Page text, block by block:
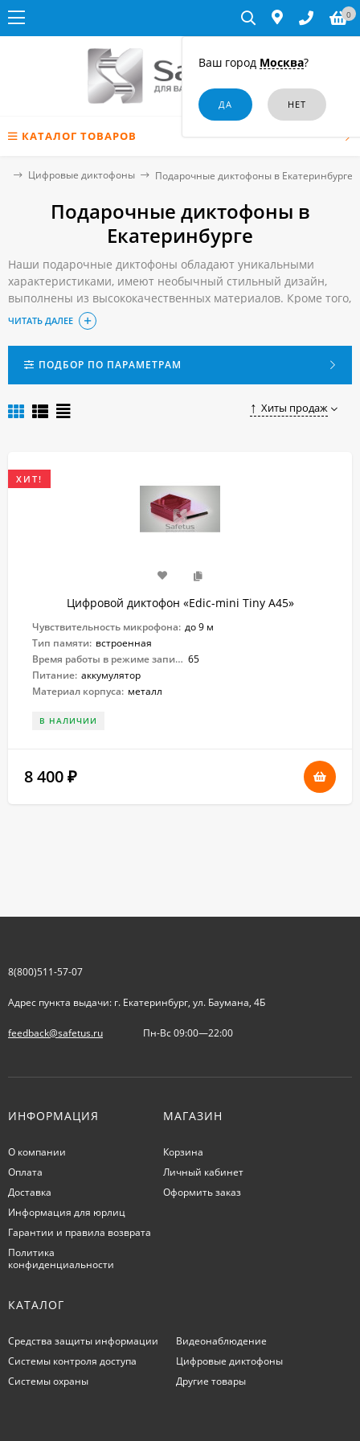
Ваш город Москва?
0
КАТАЛОГ ТОВАРОВ
Цифровые диктофоны Подарочные диктофоны в Екатеринбурге
Подарочные диктофоны в
Екатеринбурге
Наши подарочные диктофоны обладают уникальными
характеристиками, имеют необычный стильный дизайн,
выполнены из высококачественных материалов. Кроме того,
каждый из них поставляется в эксклюзивном футляре, что
придает такому подарку законченный вид и избавляет
клиента от забот о достойной упаковке.
Чтобы купить подарочный диктофон в Екатеринбурге,
достаточно сделать заказ на нашем сайте.
ЧИТАТЬ ДАЛЕЕ
ПОДБОР ПО ПАРАМЕТРАМ
Хиты продаж
ХИТ!
Цифровой диктофон «Edic-mini Tiny A45»
Чувствительность микрофона: до 9 м
Тип памяти: встроенная
Время работы в режиме записи: 65
Питание: аккумулятор
Материал корпуса: металл
В НАЛИЧИИ
8 400 ₽
8(800)511-57-07
Адрес пункта выдачи: г. Екатеринбург, ул. Баумана, 4Б
feedback@safetus.ru Пн-Вс 09:00—22:00
ИНФОРМАЦИЯ
О компании
Оплата
Доставка
Информация для юрлиц
Гарантии и правила возврата
Политика
конфиденциальности
МАГАЗИН
Корзина
Личный кабинет
Оформить заказ
КАТАЛОГ
Средства защиты информации
Системы контроля доступа
Системы охраны
Видеонаблюдение
Цифровые диктофоны
Другие товары